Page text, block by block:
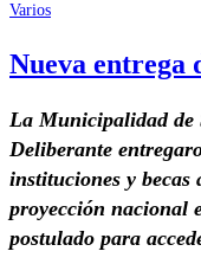
Varios
Nueva entrega
La Municipalidad de
Deliberante
instituciones y becas
proyección nacional
postulado para